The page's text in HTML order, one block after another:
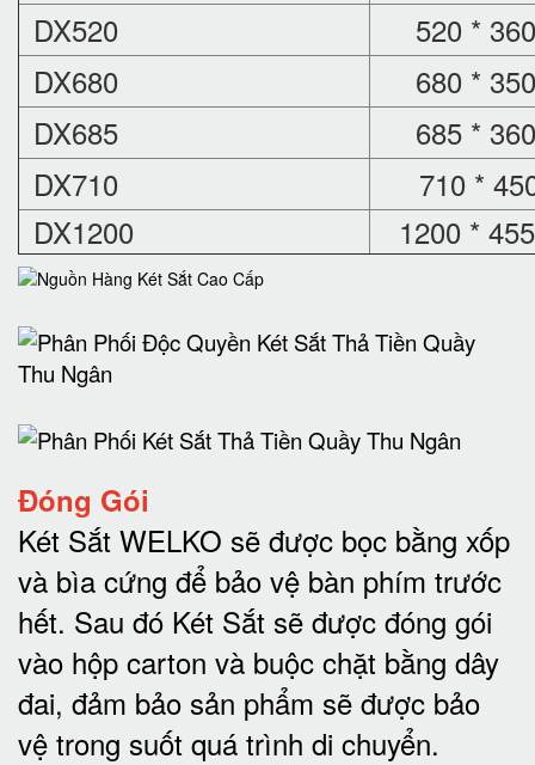
DX520
520 *
DX680
680 *
DX685
685 *
DX710
710 *
DX1200
1200 *
Đóng Gói
Két Sắt WELKO sẽ được bọc bằng xốp
và bìa cứng để bảo vệ bàn phím trước
hết. Sau đó Két Sắt sẽ được đóng gói
vào hộp carton và buộc chặt bằng dây
đai, đảm bảo sản phẩm sẽ được bảo
vệ trong suốt quá trình di chuyển.